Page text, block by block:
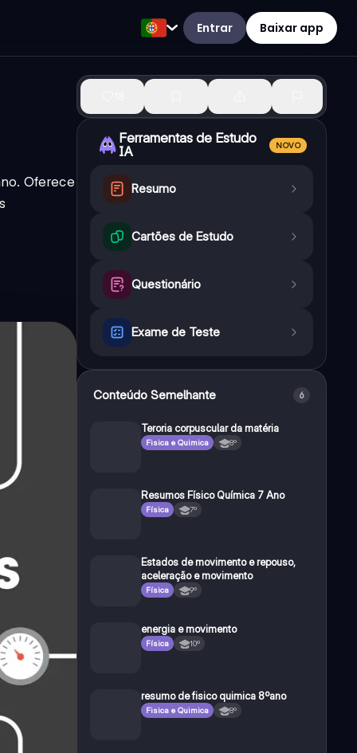
Entrar Baixar app
Oferece
Ferramentas de Estudo
IA
NOVO
Resumo
Cartões de Estudo
Questionário
Exame de Teste
Conteúdo Semelhante 6
Teroria corpuscular da matéria
Fisica e Quimica 8º
Resumos Físico Química 7 Ano
Física 7º
Estados de movimento e repouso,
aceleração e movimento
Física 9º
energia e movimento
Física 10º
resumo de fisico quimica 8ºano
Fisica e Quimica 8º